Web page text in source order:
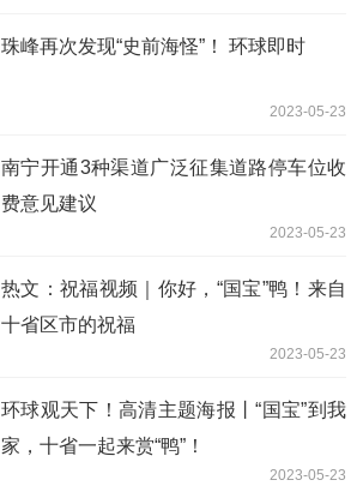
珠峰再次发现“史前海怪”！ 环球即时
2023-05-23
南宁开通3种渠道广泛征集道路停车位收
费意见建议
2023-05-23
热文：祝福视频｜你好，“国宝”鸭！来自
十省区市的祝福
2023-05-23
环球观天下！高清主题海报丨“国宝”到我
家，十省一起来赏“鸭”！
2023-05-23